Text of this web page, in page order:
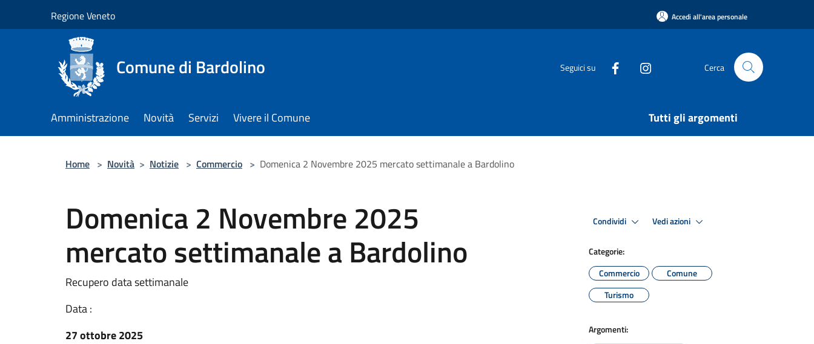
Regione Veneto Accedi all'area personale
Comune di Bardolino Seguici su Cerca
Amministrazione Novità Servizi Vivere il Comune Tutti gli argomenti
Home > Novità > Notizie > Commercio > Domenica 2 Novembre 2025 mercato settimanale a Bardolino
Domenica 2 Novembre 2025
mercato settimanale a Bardolino
Recupero data settimanale
Data :
27 ottobre 2025
Condividi Vedi azioni
Categorie:
Commercio
Comune
Turismo
Argomenti: